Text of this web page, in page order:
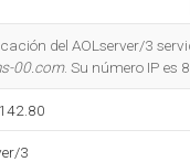
del AOLserver/3
00.com. Su número IP es
3